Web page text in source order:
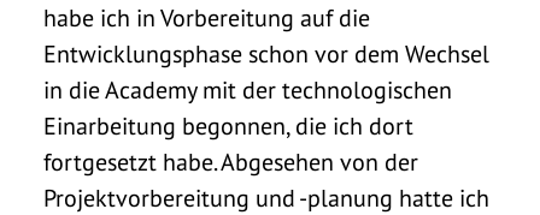
habe ich in Vorbereitung auf die
Entwicklungsphase schon vor dem Wechsel
in die Academy mit der technologischen
Einarbeitung begonnen, die ich dort
fortgesetzt habe.Abgesehen von der
Projektvorbereitung und -planung hatte ich